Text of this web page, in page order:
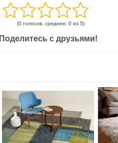
(0 голосов, среднее: 0 из 5)
Поделитесь с друзьями!